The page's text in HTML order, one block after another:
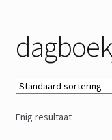
Winkelmand
Afrekenen
Over Toetie & Zo
Enig resultaat